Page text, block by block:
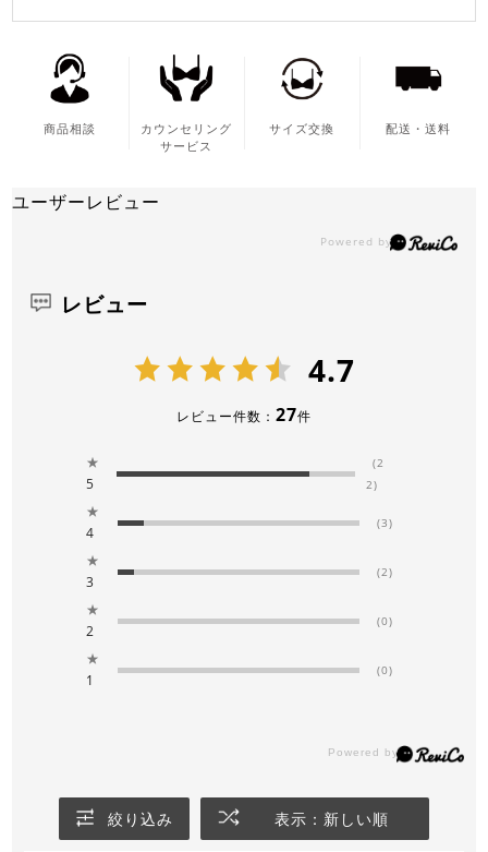
商品相談
カウンセリング
サービス
サイズ交換 配送・送料
ユーザーレビュー
レビュー
4.7
レビュー件数： 27件
★
5
(2
2)
★
4
(3)
★
3
(2)
★
2
(0)
★
1
(0)
絞り込み 表示：新しい順